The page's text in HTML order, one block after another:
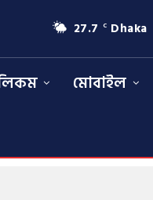
27.7 C Dhaka
মোবাইল